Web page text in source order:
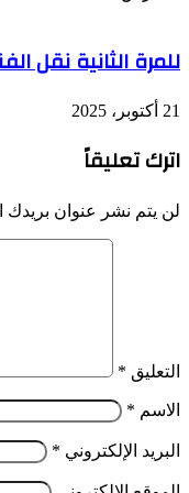
للمرة الثانية نقل
21 أكتوبر، 2025
اترك تعليقاً
لن يتم نشر عنوان بريدك
التعليق *
الاسم *
البريد الإلكتروني *